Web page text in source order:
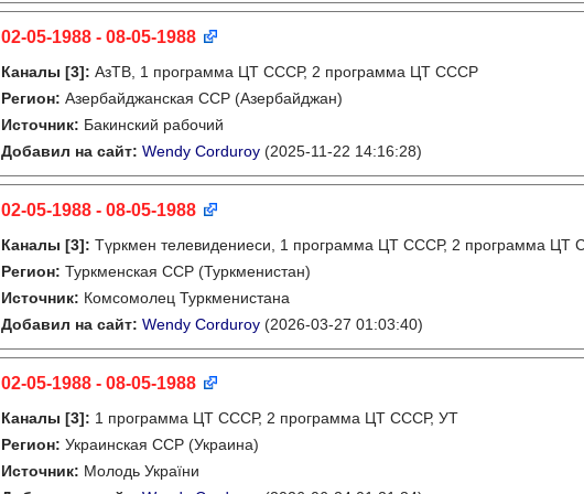
02-05-1988 - 08-05-1988
Каналы [3]: АзТВ, 1 программа ЦТ СССР, 2 программа ЦТ СССР
Регион: Азербайджанская ССР (Азербайджан)
Источник: Бакинский рабочий
Добавил на сайт: Wendy Corduroy (2025-11-22 14:16:28)
02-05-1988 - 08-05-1988
Каналы [3]: Түркмен телевидениеси, 1 программа ЦТ СССР, 2 программа ЦТ
Регион: Туркменская ССР (Туркменистан)
Источник: Комсомолец Туркменистана
Добавил на сайт: Wendy Corduroy (2026-03-27 01:03:40)
02-05-1988 - 08-05-1988
Каналы [3]: 1 программа ЦТ СССР, 2 программа ЦТ СССР, УТ
Регион: Украинская ССР (Украина)
Источник: Молодь України